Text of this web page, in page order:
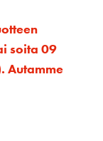
soita 09
Autamme